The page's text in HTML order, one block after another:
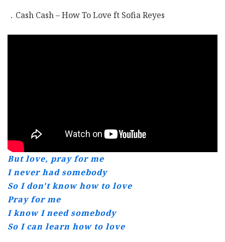
．Cash Cash – How To Love ft Sofia Reyes
But love, pray for me
I never had somebody
So I don't know how to love
Pray for me
I know I need somebody
So I can learn how to love